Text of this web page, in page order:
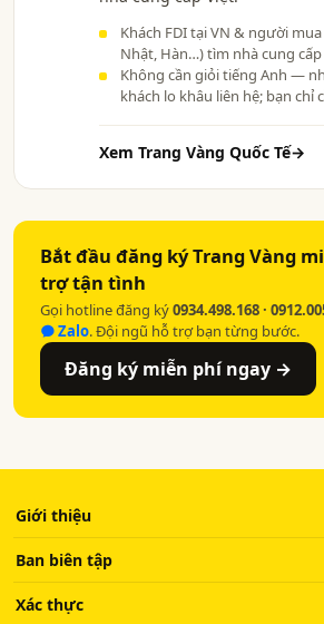
Khách FDI tại VN & người
Nhật, Hàn…) tìm nhà cung
Không cần giỏi tiếng Anh —
khách lo khâu liên hệ; bạn chỉ
Xem Trang Vàng Quốc Tế→
Bắt đầu đăng ký Trang Vàng
trợ tận tình
Gọi hotline đăng ký0934.498.168 ·
Zalo. Đội ngũ hỗ trợ bạn từng bước.
Đăng ký miễn phí ngay →
Giới thiệu
Ban biên tập
Xác thực